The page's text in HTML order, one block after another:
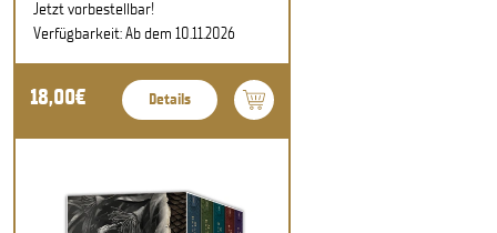
Jetzt vorbestellbar!
Verfügbarkeit: Ab dem 10.11.2026
18,00€ Details